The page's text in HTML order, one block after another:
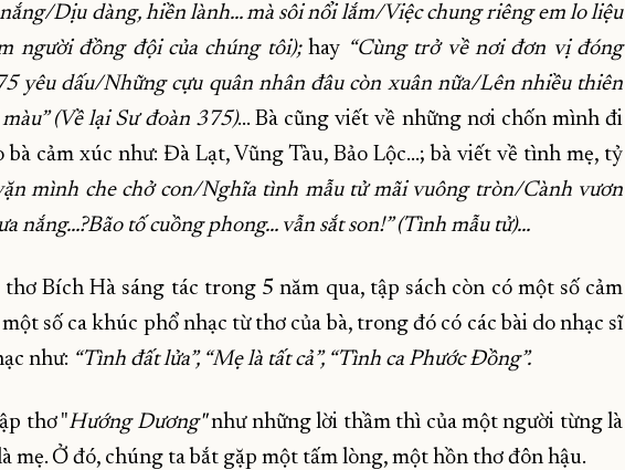
Dịu dàng, hiền lành… mà sôi nổi lắm/Việc chung riêng em lo liệu
người đồng đội của chúng tôi);hay “Cùng trở về nơi đơn vị đóng
yêu dấu/Những cựu quân nhân đâu còn xuân nữa/Lên nhiều thiên
(Về lại Sư đoàn 375)… Bà cũng viết về những nơi chốn mình đi
bà cảm xúc như: Đà Lạt, Vũng Tàu, Bảo Lộc…; bà viết về tình mẹ, tỷ
mình che chở con/Nghĩa tình mẫu tử mãi vuông tròn/Cành vươn
nắng…?Bão tố cuồng phong… vẫn sắt son!” (Tình mẫu tử)…
Bích Hà sáng tác trong 5 năm qua, tập sách còn có một số cảm
số ca khúc phổ nhạc từ thơ của bà, trong đó có các bài do nhạc sĩ
như: “Tình đất lửa”, “Mẹ là tất cả”, “Tình ca Phước Đồng”.
thơ "Hướng Dương"như những lời thầm thì của một người từng là
mẹ. Ở đó, chúng ta bắt gặp một tấm lòng, một hồn thơ đôn hậu.